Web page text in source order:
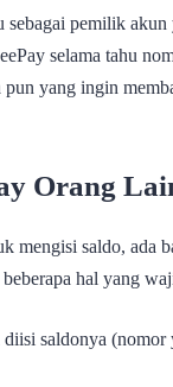
pemilik
selama tahu
yang ingin
Orang
mengisi saldo, ada
hal yang
saldonya (nomor